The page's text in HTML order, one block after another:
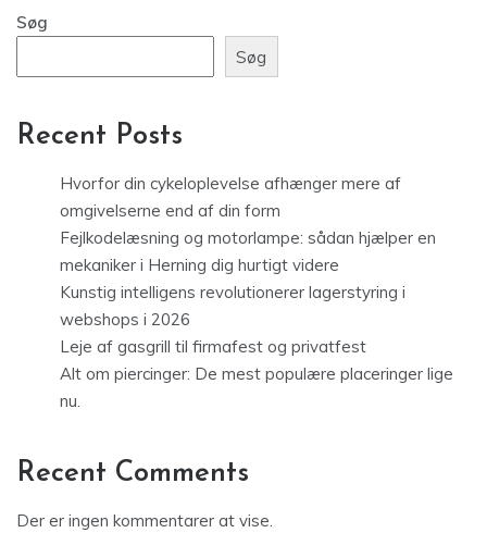
Søg
Søg
Recent Posts
Hvorfor din cykeloplevelse afhænger mere af
omgivelserne end af din form
Fejlkodelæsning og motorlampe: sådan hjælper en
mekaniker i Herning dig hurtigt videre
Kunstig intelligens revolutionerer lagerstyring i
webshops i 2026
Leje af gasgrill til firmafest og privatfest
Alt om piercinger: De mest populære placeringer lige
nu.
Recent Comments
Der er ingen kommentarer at vise.